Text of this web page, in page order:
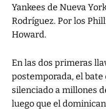
Yankees de Nueva
Rodríguez. Por los
Howard.
En las dos primeras
postemporada, el bate
silenciado a millones
luego que el